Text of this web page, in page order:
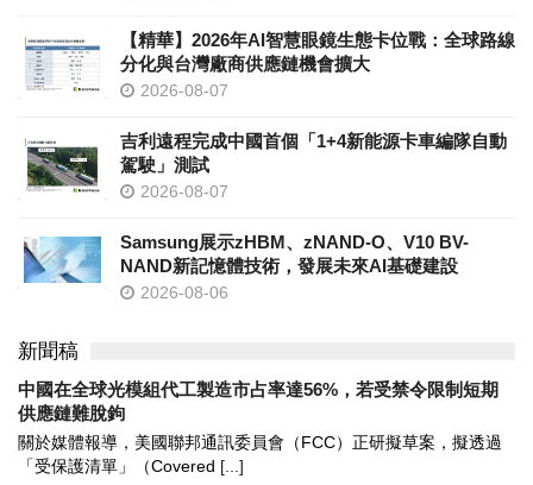
【精華】2026年AI智慧眼鏡生態卡位戰：全球路線
分化與台灣廠商供應鏈機會擴大
2026-08-07
吉利遠程完成中國首個「1+4新能源卡車編隊自動
駕駛」測試
2026-08-07
Samsung展示zHBM、zNAND-O、V10 BV-
NAND新記憶體技術，發展未來AI基礎建設
2026-08-06
新聞稿
中國在全球光模組代工製造市占率達56%，若受禁令限制短期
供應鏈難脫鉤
關於媒體報導，美國聯邦通訊委員會（FCC）正研擬草案，擬透過
「受保護清單」（Covered [...]